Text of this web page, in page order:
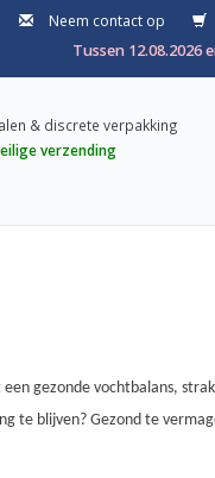
Neem contact op
Tussen 12.08.2026
& discrete verpakking
verzending
gezonde vochtbalans,
te blijven? Gezond te